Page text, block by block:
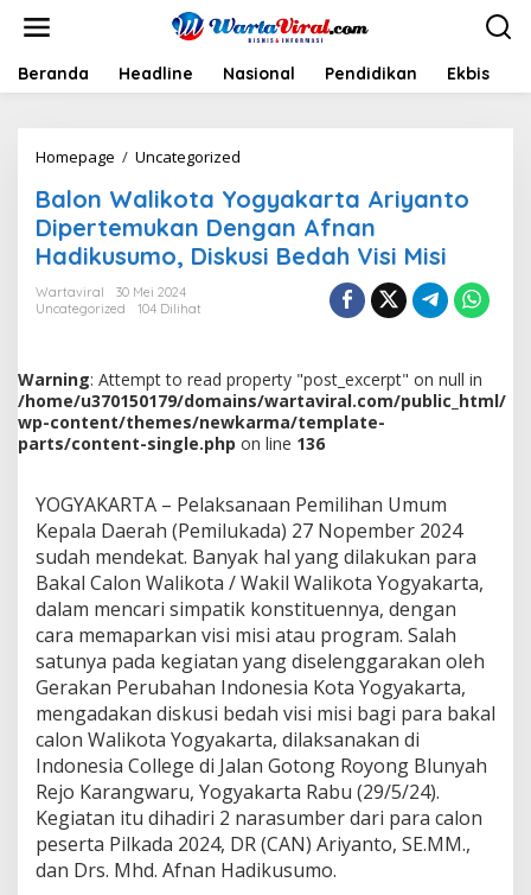
t
Beranda Headline Nasional Pendidikan Ekbis
Homepage / Uncategorized
l
o
n
W
t
a
Y
o
y
a
k
a
r
t
a
A
r
i
y
a
t
o
D
i
p
e
Balon Walikota Yogyakarta Ariyanto
Dipertemukan Dengan Afnan
Hadikusumo, Diskusi Bedah Visi Misi
Wartaviral
30 Mei 2024
Uncategorized
104 Dilihat
Warning: Attempt to read property "post_excerpt" on null in
/home/u370150179/domains/wartaviral.com/public_html/
wp-content/themes/newkarma/template-
parts/content-single.php on line 136
YOGYAKARTA – Pelaksanaan Pemilihan Umum
Kepala Daerah (Pemilukada) 27 Nopember 2024
sudah mendekat. Banyak hal yang dilakukan para
Bakal Calon Walikota / Wakil Walikota Yogyakarta,
dalam mencari simpatik konstituennya, dengan
cara memaparkan visi misi atau program. Salah
satunya pada kegiatan yang diselenggarakan oleh
Gerakan Perubahan Indonesia Kota Yogyakarta,
mengadakan diskusi bedah visi misi bagi para bakal
calon Walikota Yogyakarta, dilaksanakan di
Indonesia College di Jalan Gotong Royong Blunyah
Rejo Karangwaru, Yogyakarta Rabu (29/5/24).
Kegiatan itu dihadiri 2 narasumber dari para calon
peserta Pilkada 2024, DR (CAN) Ariyanto, SE.MM.,
dan Drs. Mhd. Afnan Hadikusumo.